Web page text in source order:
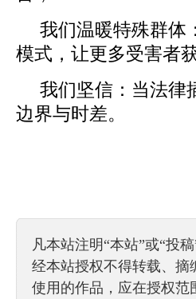
我们温暖特殊群体
模式，让更多受害者
我们坚信：当法律
边界与时差。
凡本站注明“本站”或“投
经本站授权不得转载、摘
使用的作品，应在授权范